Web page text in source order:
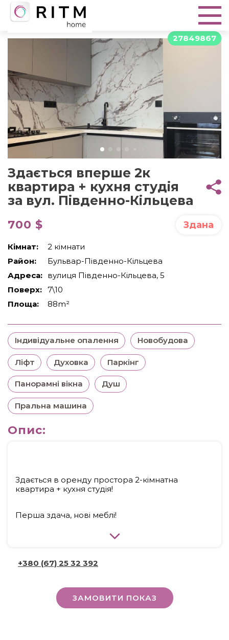
27849867
Здається вперше 2к
квартира + кухня студія
за вул. Південно-Кільцева
700 $ Здана
Кімнат:
2 кімнати
Район:
Бульвар-Південно-Кільцева
Адреса: вулиця Південно-Кільцева, 5
Поверх: 7\10
Площа:
88m²
Індивідуальне опалення Новобудова
Ліфт Духовка Паркінг
Панорамні вікна Душ
Пральна машина
Опис:
Здається в оренду простора 2-кімнатна
квартира + кухня студія!
Перша здача, нові меблі!
У квартирі зроблений дизайнерський ремонт:
кольори;
- 7 поверх з 10 (ліфт);
- новобудова;
+380 (67) 25 32 392
ЗАМОВИТИ ПОКАЗ